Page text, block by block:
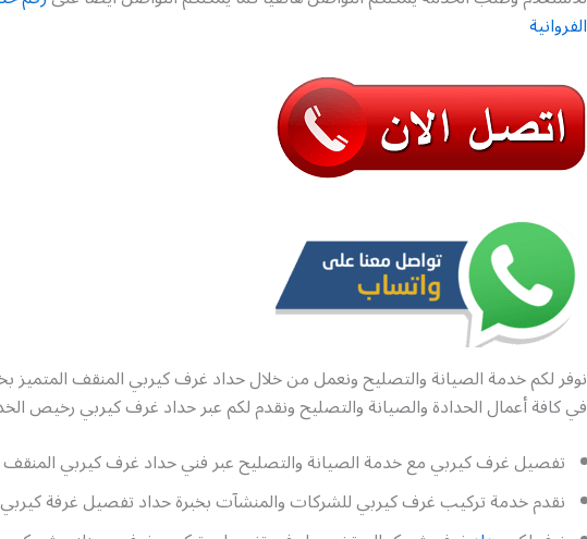
الفروانية
نوفر لكم خدمة الصيانة والتصليح ونعمل من خلال حداد غرف كيربي المنقف المتميز
في كافة أعمال الحدادة والصيانة والتصليح ونقدم لكم عبر حداد غرف كيربي رخيص
تفصيل غرف كيربي مع خدمة الصيانة والتصليح عبر فني حداد غرف كيربي المنقف
نقدم خدمة تركيب غرف كيربي للشركات والمنشآت بخبرة حداد تفصيل غرفة